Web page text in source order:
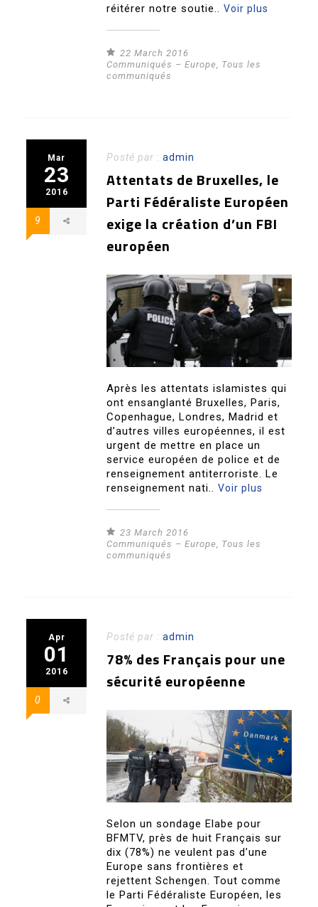
réitérer notre soutie..Voir plus
22 March 2016
Communiqués – Europe, Tous les
communiqués
Mar
23
2016
9
Posté par :admin
Attentats de Bruxelles, le
Parti Fédéraliste Européen
exige la création d’un FBI
européen
Après les attentats islamistes qui
ont ensanglanté Bruxelles, Paris,
Copenhague, Londres, Madrid et
d’autres villes européennes, il est
urgent de mettre en place un
service européen de police et de
renseignement antiterroriste. Le
renseignement nati..Voir plus
23 March 2016
Communiqués – Europe, Tous les
communiqués
Apr
01
2016
0
Posté par :admin
78% des Français pour une
sécurité européenne
Selon un sondage Elabe pour
BFMTV, près de huit Français sur
dix (78%) ne veulent pas d’une
Europe sans frontières et
rejettent Schengen. Tout comme
le Parti Fédéraliste Européen, les